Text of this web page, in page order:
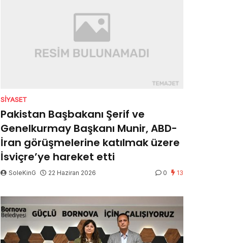
SIYASET
Pakistan Başbakanı Şerif ve
Genelkurmay Başkanı Munir, ABD-
İran görüşmelerine katılmak üzere
İsviçre’ye hareket etti
SoleKinG 22 Haziran 2026 0 13